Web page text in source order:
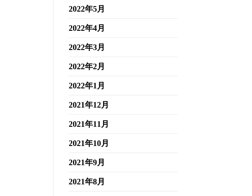
2022年5月
2022年4月
2022年3月
2022年2月
2022年1月
2021年12月
2021年11月
2021年10月
2021年9月
2021年8月